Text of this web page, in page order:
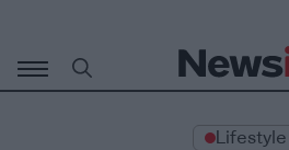
περιεχόμενο
Lifestyle